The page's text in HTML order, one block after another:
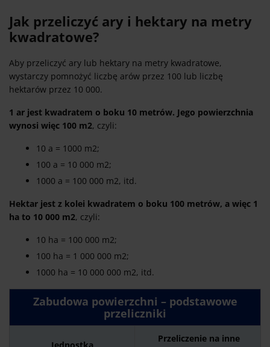
Jak przeliczyć ary i hektary na metry
kwadratowe?
Aby przeliczyć ary lub hektary na metry kwadratowe,
wystarczy pomnożyć liczbę arów przez 100 lub liczbę
hektarów przez 10 000.
1 ar jest kwadratem o boku 10 metrów. Jego powierzchnia
wynosi więc 100 m2, czyli:
10 a = 1000 m2;
100 a = 10 000 m2;
1000 a = 100 000 m2, itd.
Hektar jest z kolei kwadratem o boku 100 metrów, a więc 1
ha to 10 000 m2, czyli:
10 ha = 100 000 m2;
100 ha = 1 000 000 m2;
1000 ha = 10 000 000 m2, itd.
Zabudowa powierzchni – podstawowe
przeliczniki
Przeliczenie na inne